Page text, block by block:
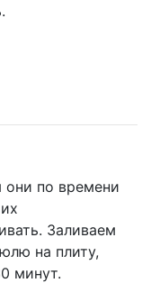
они по времени
Заливаем
на плиту,
минут.